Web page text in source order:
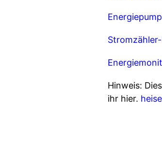
Hinweis:
ihr hier.